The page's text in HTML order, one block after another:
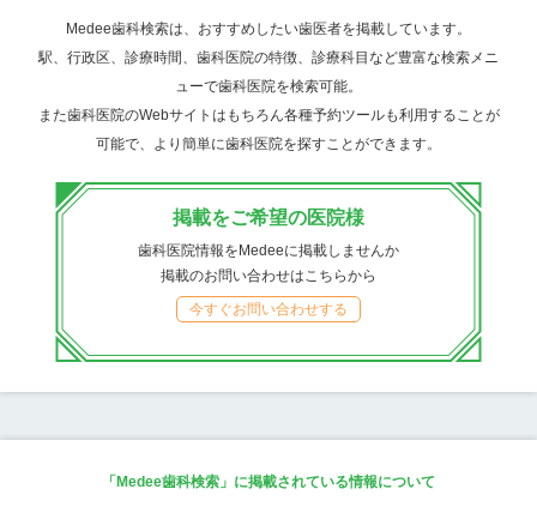
Medee歯科検索は、おすすめしたい歯医者を掲載しています。
駅、行政区、診療時間、歯科医院の特徴、診療科目など豊富な検索メニ
ューで歯科医院を検索可能。
また歯科医院のWebサイトはもちろん各種予約ツールも利用することが
可能で、より簡単に歯科医院を探すことができます。
掲載をご希望の医院様
歯科医院情報をMedeeに掲載しませんか
掲載のお問い合わせはこちらから
今すぐお問い合わせする
「Medee歯科検索」に掲載されている情報について